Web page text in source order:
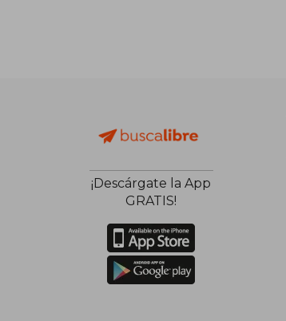
¡Descárgate la App
GRATIS!